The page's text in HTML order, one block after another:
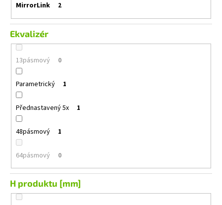
MirrorLink 2
Ekvalizér
13pásmový 0
Parametrický 1
Přednastavený 5x 1
48pásmový 1
64pásmový 0
H produktu [mm]